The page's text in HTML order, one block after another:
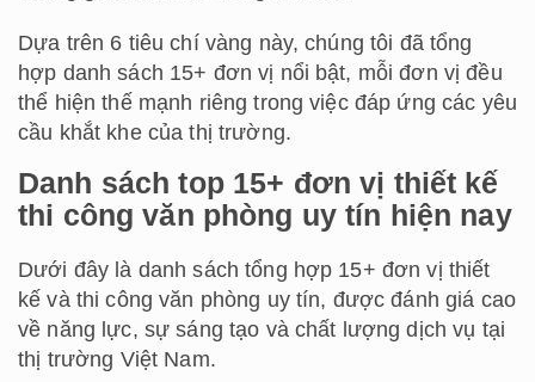
Dựa trên 6 tiêu chí vàng này, chúng tôi đã tổng
hợp danh sách 15+ đơn vị nổi bật, mỗi đơn vị đều
thể hiện thế mạnh riêng trong việc đáp ứng các yêu
cầu khắt khe của thị trường.
Danh sách top 15+ đơn vị thiết kế
thi công văn phòng uy tín hiện nay
Dưới đây là danh sách tổng hợp 15+ đơn vị thiết
kế và thi công văn phòng uy tín, được đánh giá cao
về năng lực, sự sáng tạo và chất lượng dịch vụ tại
thị trường Việt Nam.